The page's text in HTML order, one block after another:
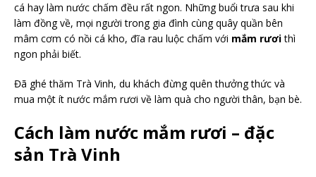
cá hay làm nước chấm đều rất ngon. Những buổi trưa sau khi
làm đồng về, mọi người trong gia đình cùng quây quần bên
mâm cơm có nồi cá kho, đĩa rau luộc chấm với mắm rươithì
ngon phải biết.
Đã ghé thăm Trà Vinh, du khách đừng quên thưởng thức và
mua một ít nước mắm rươi về làm quà cho người thân, bạn bè.
Cách làm nước mắm rươi – đặc
sản Trà Vinh